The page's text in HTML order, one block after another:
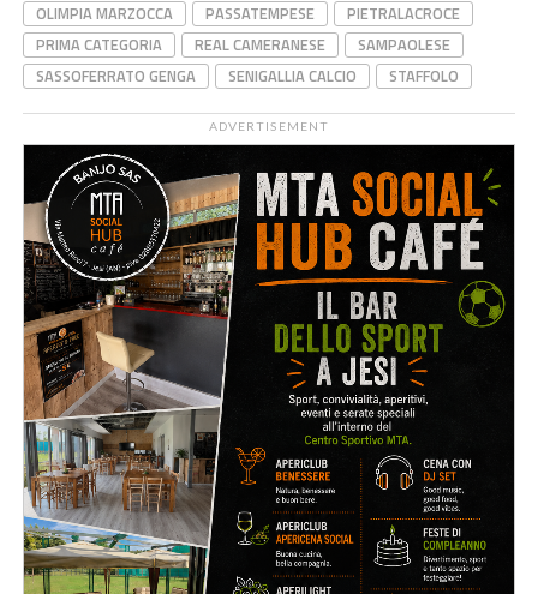
OLIMPIA MARZOCCA
PASSATEMPESE
PIETRALACROCE
PRIMA CATEGORIA
REAL CAMERANESE
SAMPAOLESE
SASSOFERRATO GENGA
SENIGALLIA CALCIO STAFFOLO
ADVERTISEMENT